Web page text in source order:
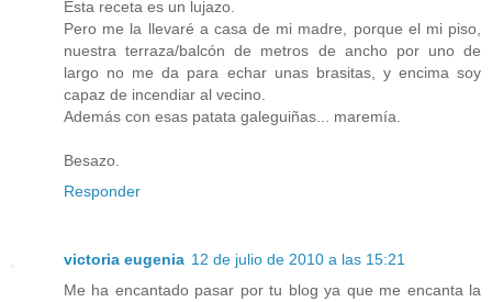
Esta receta es un lujazo.
Pero me la llevaré a casa de mi madre, porque el mi piso,
nuestra terraza/balcón de metros de ancho por uno de
largo no me da para echar unas brasitas, y encima soy
capaz de incendiar al vecino.
Además con esas patata galeguiñas... maremía.
Besazo.
Responder
victoria eugenia 12 de julio de 2010 a las 15:21
Me ha encantado pasar por tu blog ya que me encanta la